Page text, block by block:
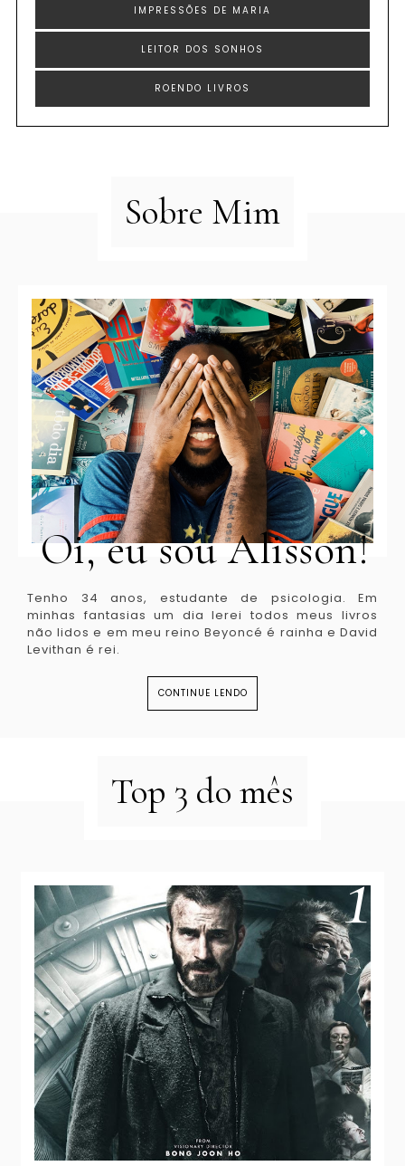
IMPRESSÕES DE MARIA
LEITOR DOS SONHOS
ROENDO LIVROS
Sobre Mim
Oi, eu sou Alisson!
Tenho 34 anos, estudante de psicologia. Em
minhas fantasias um dia lerei todos meus livros
não lidos e em meu reino Beyoncé é rainha e David
Levithan é rei.
CONTINUE LENDO
Top 3 do mês